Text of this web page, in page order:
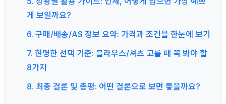
게 보일까요?
6. 구매/배송/AS 정보 요약: 가격과 조건을 한눈에 보기
7. 현명한 선택 기준: 블라우스/셔츠 고를 때 꼭 봐야 할
8가지
8. 최종 결론 및 총평: 어떤 결론으로 보면 좋을까요?